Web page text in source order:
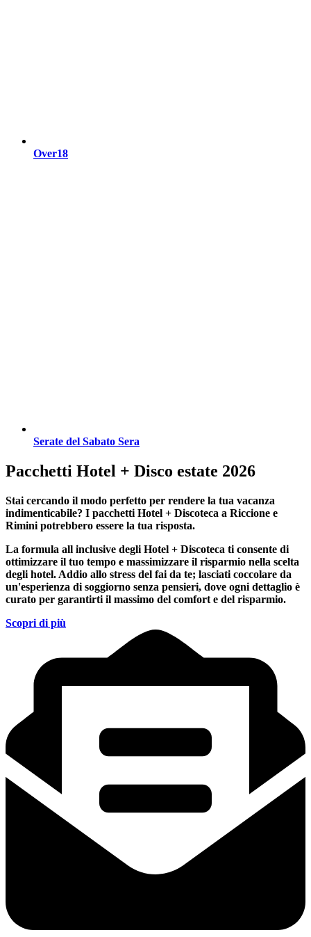
Over18
Serate del Sabato Sera
Pacchetti Hotel + Disco estate 2026
Stai cercando il modo perfetto per rendere la tua vacanza
indimenticabile? I pacchetti Hotel + Discoteca a Riccione e
Rimini potrebbero essere la tua risposta.
La formula all inclusive degli Hotel + Discoteca ti consente di
ottimizzare il tuo tempo e massimizzare il risparmio nella scelta
degli hotel. Addio allo stress del fai da te; lasciati coccolare da
un'esperienza di soggiorno senza pensieri, dove ogni dettaglio è
curato per garantirti il massimo del comfort e del risparmio.
Scopri di più